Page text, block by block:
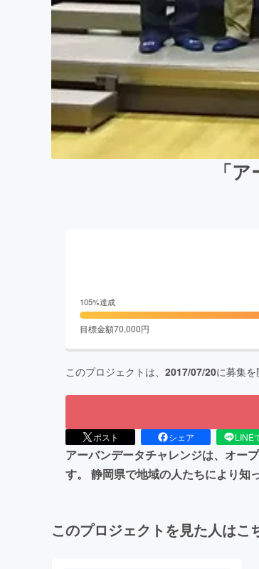
「
105%達成
目標金額70,000円
このプロジェクトは、 2017/07/20に募集を
ポスト シェア LINE
アーバンデータチャレンジは、オー
す。 静岡県で地域の人たちにより知
このプロジェクトを見た人はこ